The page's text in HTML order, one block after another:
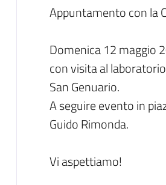
Appuntamento con la
Domenica 12 maggio
con visita al
San Genuario.
A seguire evento in
Guido Rimonda.
Vi aspettiamo!